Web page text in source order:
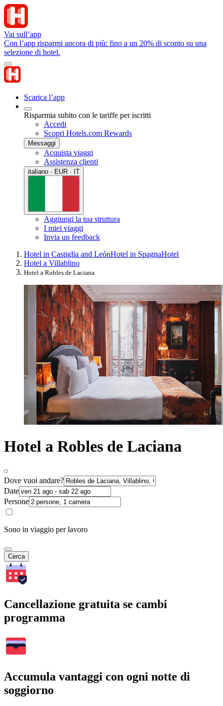
Vai sull’app
Con l’app risparmi ancora di più: fino a un 20% di sconto su una
selezione di hotel.
Scarica l’app
Risparmia subito con le tariffe per iscritti
Accedi
Scopri Hotels.com Rewards
Messaggi
Acquista viaggi
Assistenza clienti
italiano · EUR · IT
Aggiungi la tua struttura
I miei viaggi
Invia un feedback
Hotel in Castiglia and LeónHotel in SpagnaHotel
Hotel a Villablino
Hotel a Robles de Laciana
Hotel a Robles de Laciana
Dove vuoi andare?
Date
Persone
Sono in viaggio per lavoro
Cerca
Cancellazione gratuita se cambi
programma
Accumula vantaggi con ogni notte di
soggiorno